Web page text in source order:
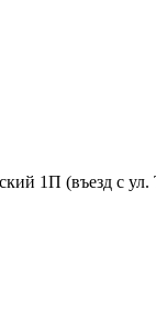
1П (въезд с